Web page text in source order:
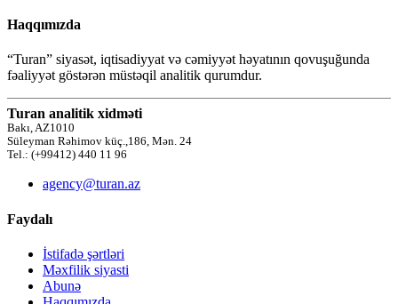
Haqqımızda
“Turan” siyasət, iqtisadiyyat və cəmiyyət həyatının qovuşuğunda
fəaliyyət göstərən müstəqil analitik qurumdur.
Turan analitik xidməti
Bakı, AZ1010
Süleyman Rəhimov küç.,186, Mən. 24
Tel.: (+99412) 440 11 96
agency@turan.az
Faydalı
İstifadə şərtləri
Məxfilik siyasti
Abunə